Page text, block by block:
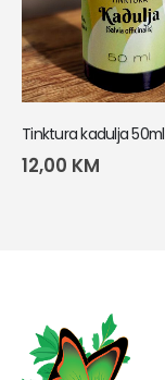
Tinktura kadulja 50ml
12,00 KM